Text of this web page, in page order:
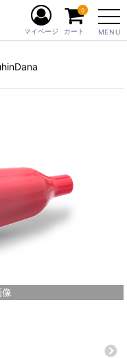
MENU
マイページ カート
0